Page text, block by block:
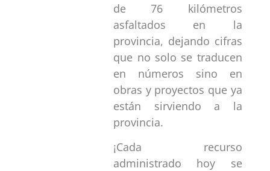
de 76 kilómetros
asfaltados en la
provincia, dejando cifras
que no solo se traducen
en números sino en
obras y proyectos que ya
están sirviendo a la
provincia.
¡Cada recurso
administrado hoy se